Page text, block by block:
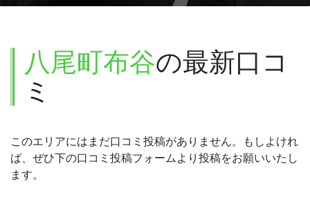
八尾町布谷の最新口コ
ミ
このエリアにはまだ口コミ投稿がありません。もしよけれ
ば、ぜひ下の口コミ投稿フォームより投稿をお願いいたし
ます。